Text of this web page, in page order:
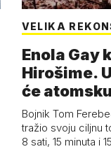
VELIKA
Enola Gay
Hirošime.
će
Boy'
Bojnik Tom
tražio svoju ciljnu
8 sati, 15 minuta i